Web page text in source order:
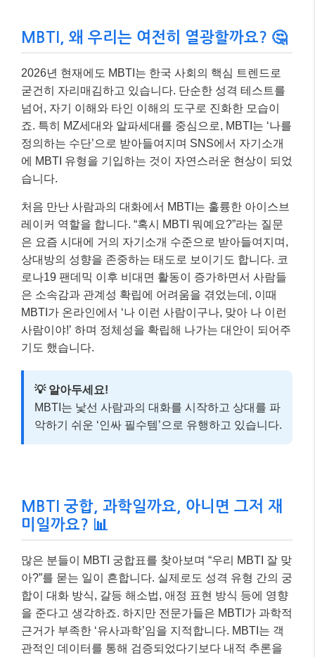
MBTI, 왜 우리는 여전히 열광할까요? 🤔
2026년 현재에도 MBTI는 한국 사회의 핵심 트렌드로
굳건히 자리매김하고 있습니다. 단순한 성격 테스트를
넘어, 자기 이해와 타인 이해의 도구로 진화한 모습이
죠. 특히 MZ세대와 알파세대를 중심으로, MBTI는 ‘나를
정의하는 수단’으로 받아들여지며 SNS에서 자기소개
에 MBTI 유형을 기입하는 것이 자연스러운 현상이 되었
습니다.
처음 만난 사람과의 대화에서 MBTI는 훌륭한 아이스브
레이커 역할을 합니다. “혹시 MBTI 뭐예요?”라는 질문
은 요즘 시대에 거의 자기소개 수준으로 받아들여지며,
상대방의 성향을 존중하는 태도로 보이기도 합니다. 코
로나19 팬데믹 이후 비대면 활동이 증가하면서 사람들
은 소속감과 관계성 확립에 어려움을 겪었는데, 이때
MBTI가 온라인에서 ‘나 이런 사람이구나, 맞아 나 이런
사람이야!’ 하며 정체성을 확립해 나가는 대안이 되어주
기도 했습니다.
💡 알아두세요!
MBTI는 낯선 사람과의 대화를 시작하고 상대를 파
악하기 쉬운 ‘인싸 필수템’으로 유행하고 있습니다.
MBTI 궁합, 과학일까요, 아니면 그저 재
미일까요? 📊
많은 분들이 MBTI 궁합표를 찾아보며 “우리 MBTI 잘 맞
아?”를 묻는 일이 흔합니다. 실제로도 성격 유형 간의 궁
합이 대화 방식, 갈등 해소법, 애정 표현 방식 등에 영향
을 준다고 생각하죠. 하지만 전문가들은 MBTI가 과학적
근거가 부족한 ‘유사과학’임을 지적합니다. MBTI는 객
관적인 데이터를 통해 검증되었다기보다 내적 추론을